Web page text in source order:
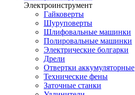
Электроинструмент
Гайковерты
Шуруповерты
Шлифовальные машинки
Полировальные машинки
Электрические болгарки
Дрели
Отвертки аккумуляторные
Технические фены
Заточные станки